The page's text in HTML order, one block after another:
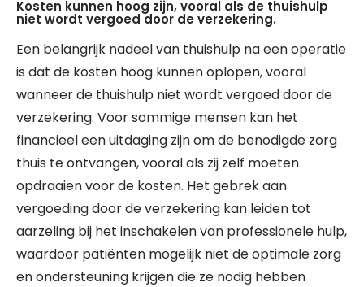
Kosten kunnen hoog zijn, vooral als de thuishulp
niet wordt vergoed door de verzekering.
Een belangrijk nadeel van thuishulp na een operatie
is dat de kosten hoog kunnen oplopen, vooral
wanneer de thuishulp niet wordt vergoed door de
verzekering. Voor sommige mensen kan het
financieel een uitdaging zijn om de benodigde zorg
thuis te ontvangen, vooral als zij zelf moeten
opdraaien voor de kosten. Het gebrek aan
vergoeding door de verzekering kan leiden tot
aarzeling bij het inschakelen van professionele hulp,
waardoor patiënten mogelijk niet de optimale zorg
en ondersteuning krijgen die ze nodig hebben